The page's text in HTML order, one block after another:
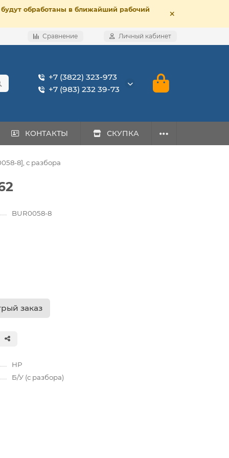
обработаны в ближайший рабочий
Сравнение Личный кабинет
+7 (3822) 323-973
+7 (983) 232 39-73
КОНТАКТЫ СКУПКА
8], с разбора
BUR0058-8
заказ
HP
Б/У (с разбора)